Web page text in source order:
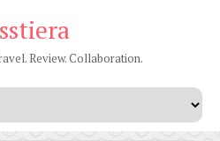
Review. Collaboration.